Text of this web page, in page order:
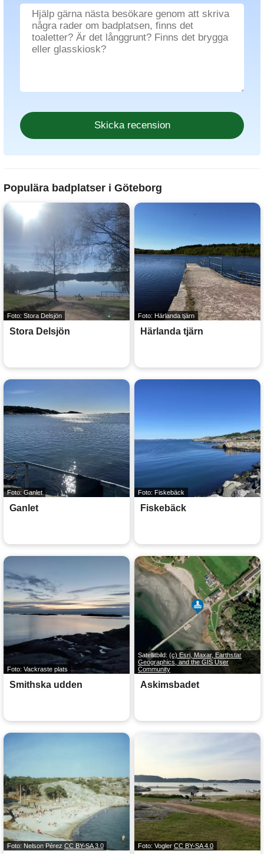
Populära badplatser i Göteborg
Foto: Stora Delsjön
Stora Delsjön
Foto: Härlanda tjärn
Härlanda tjärn
Foto: Ganlet
Ganlet
Foto: Fiskebäck
Fiskebäck
Foto: Vackraste plats
Smithska udden
Satellitbild: (c) Esri, Maxar, Earthstar
Geographics, and the GIS User
Community
Askimsbadet
Foto: Nelson Pérez CC BY-SA 3.0 Foto: Vogler CC BY-SA 4.0